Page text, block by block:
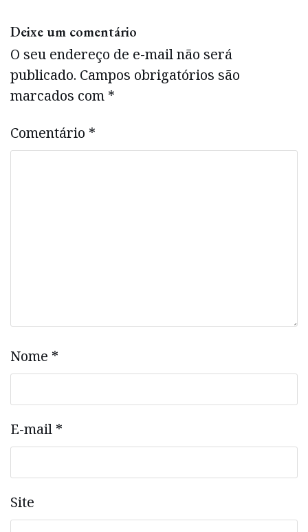
Deixe um comentário
O seu endereço de e-mail não será
publicado. Campos obrigatórios são
marcados com *
Comentário *
Nome *
E-mail *
Site